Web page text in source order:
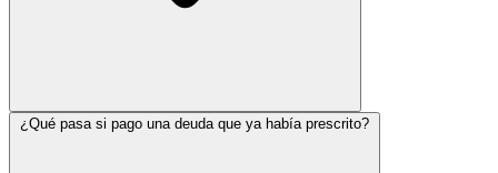
¿Qué pasa si pago una deuda que ya había prescrito?